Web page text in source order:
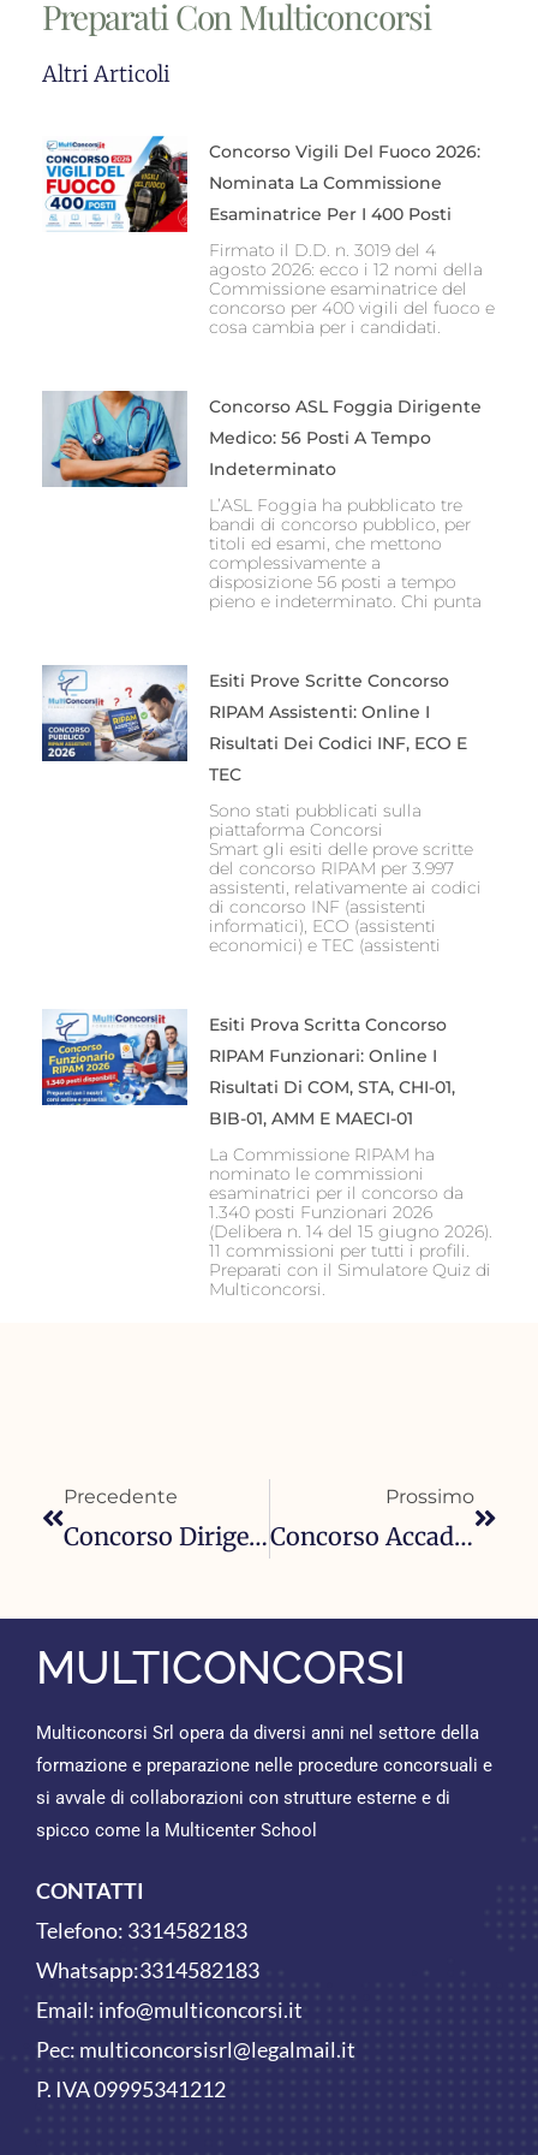
Preparati Con Multiconcorsi
Altri Articoli
Concorso Vigili Del Fuoco 2026:
Nominata La Commissione
Esaminatrice Per I 400 Posti
Firmato il D.D. n. 3019 del 4
agosto 2026: ecco i 12 nomi della
Commissione esaminatrice del
concorso per 400 vigili del fuoco e
cosa cambia per i candidati.
Concorso ASL Foggia Dirigente
Medico: 56 Posti A Tempo
Indeterminato
L’ASL Foggia ha pubblicato tre
bandi di concorso pubblico, per
titoli ed esami, che mettono
complessivamente a
disposizione 56 posti a tempo
pieno e indeterminato. Chi punta
Esiti Prove Scritte Concorso
RIPAM Assistenti: Online I
Risultati Dei Codici INF, ECO E
TEC
Sono stati pubblicati sulla
piattaforma Concorsi
Smart gli esiti delle prove scritte
del concorso RIPAM per 3.997
assistenti, relativamente ai codici
di concorso INF (assistenti
informatici), ECO (assistenti
economici) e TEC (assistenti
Esiti Prova Scritta Concorso
RIPAM Funzionari: Online I
Risultati Di COM, STA, CHI-01,
BIB-01, AMM E MAECI-01
La Commissione RIPAM ha
nominato le commissioni
esaminatrici per il concorso da
1.340 posti Funzionari 2026
(Delibera n. 14 del 15 giugno 2026).
11 commissioni per tutti i profili.
Preparati con il Simulatore Quiz di
Multiconcorsi.
Precedente
Concorso Dirigente Medico ASP Trapani 2026 – 50 Posti Pediatria E MEU: Guida Completa
Prossimo
Concorso Accademia Aeronautica 2026-2027: Risultati Preselezione E Calendario Accertamenti Psicofisici
MULTICONCORSI
Multiconcorsi Srl opera da diversi anni nel settore della
formazione e preparazione nelle procedure concorsuali e
si avvale di collaborazioni con strutture esterne e di
spicco come la Multicenter School
CONTATTI
Telefono: 3314582183
Whatsapp:3314582183
Email: info@multiconcorsi.it
Pec: multiconcorsisrl@legalmail.it
P. IVA 09995341212